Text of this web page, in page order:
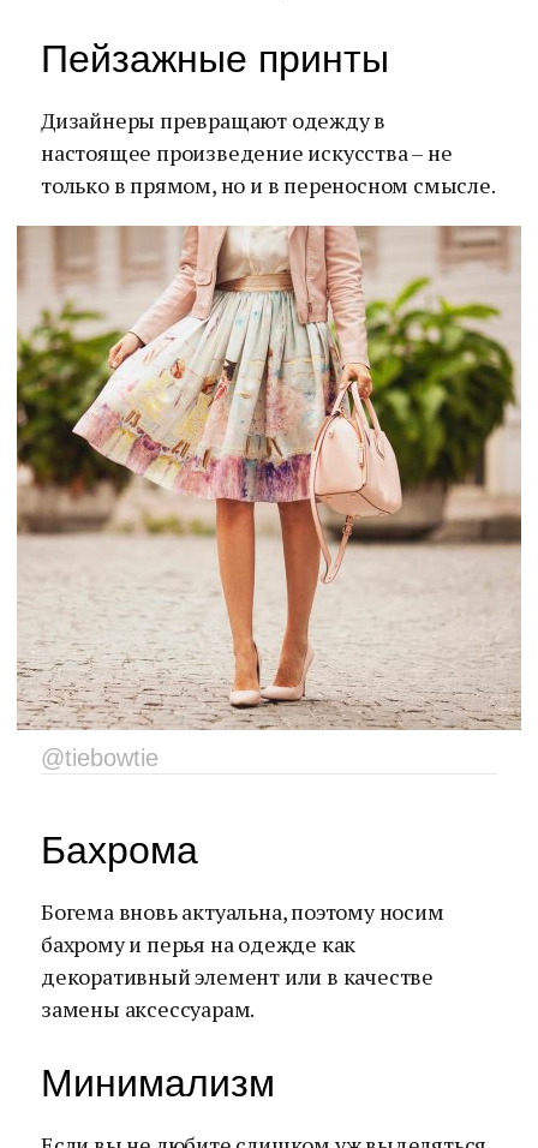
Пейзажные принты
Дизайнеры превращают одежду в
настоящее произведение искусства – не
только в прямом, но и в переносном смысле.
@tiebowtie
Бахрома
Богема вновь актуальна, поэтому носим
бахрому и перья на одежде как
декоративный элемент или в качестве
замены аксессуарам.
Минимализм